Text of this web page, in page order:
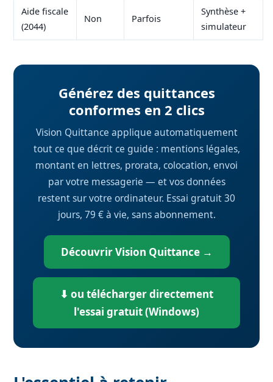
Aide fiscale
(2044)
Non Parfois
Synthèse +
simulateur
Générez des quittances
conformes en 2 clics
Vision Quittance applique automatiquement
tout ce que décrit ce guide : mentions légales,
montant en lettres, prorata, colocation, envoi
par votre messagerie — et vos données
restent sur votre ordinateur. Essai gratuit 30
jours, 79 € à vie, sans abonnement.
Découvrir Vision Quittance →
⬇ ou télécharger directement
l'essai gratuit (Windows)